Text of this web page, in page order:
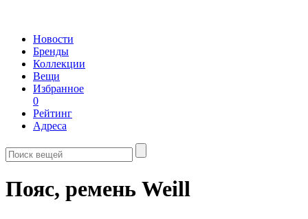
Новости
Бренды
Коллекции
Вещи
Избранное
0
Рейтинг
Адреса
Пояс, ремень Weill